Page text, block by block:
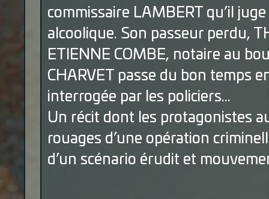
commissaire LAMBERT qu’il
alcoolique. Son passeur perdu,
ETIENNE COMBE, notaire au
CHARVET passe du bon temps
interrogée par les policiers...
Un récit dont les protagonistes
rouages d’une opération
d’un scénario érudit et